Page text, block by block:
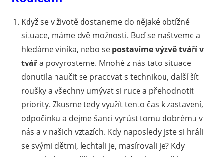
Když se v životě dostaneme do nějaké obtížné
situace, máme dvě možnosti. Buď se naštveme a
hledáme viníka, nebo se postavíme výzvě tváří v
tvářa povyrosteme. Mnohé z nás tato situace
donutila naučit se pracovat s technikou, další šít
roušky a všechny umývat si ruce a přehodnotit
priority. Zkusme tedy využít tento čas k zastavení,
odpočinku a dejme šanci vyrůst tomu dobrému v
nás a v našich vztazích. Kdy naposledy jste si hráli
se svými dětmi, lechtali je, masírovali je? Kdy